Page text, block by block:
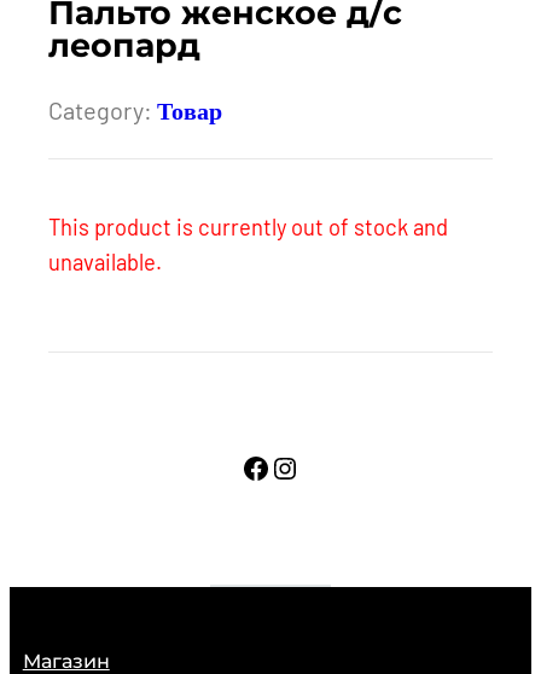
Пальто женское д/с
леопард
Category: Товар
This product is currently out of stock and
unavailable.
Facebook
Instagram
Магазин